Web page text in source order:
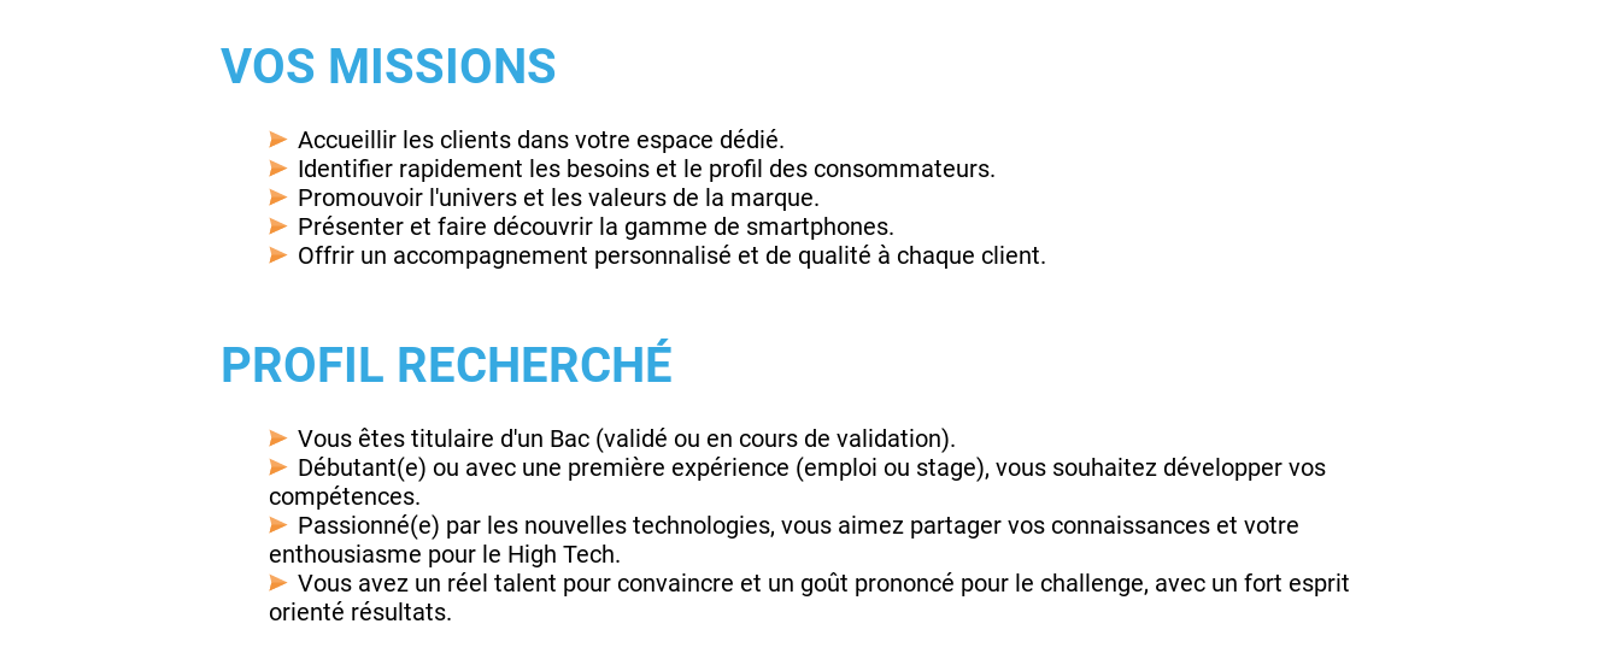
VOS MISSIONS
Accueillir les clients dans votre espace dédié.
Identifier rapidement les besoins et le profil des consommateurs.
Promouvoir l'univers et les valeurs de la marque.
Présenter et faire découvrir la gamme de smartphones.
Offrir un accompagnement personnalisé et de qualité à chaque client.
PROFIL RECHERCHÉ
Vous êtes titulaire d'un Bac (validé ou en cours de validation).
Débutant(e) ou avec une première expérience (emploi ou stage), vous souhaitez développer vos
compétences.
Passionné(e) par les nouvelles technologies, vous aimez partager vos connaissances et votre
enthousiasme pour le High Tech.
Vous avez un réel talent pour convaincre et un goût prononcé pour le challenge, avec un fort esprit
orienté résultats.